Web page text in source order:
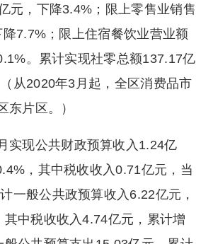
元，下降3.4%；限上零售业销售
7.7%；限上住宿餐饮业营业额
。累计实现社零总额137.17亿
从2020年3月起，全区消费品市
区东片区。）
实现公共财政预算收入1.24亿
，其中税收收入0.71亿元，当
一般公共政预算收入6.22亿元，
其中税收收入4.74亿元，累计增